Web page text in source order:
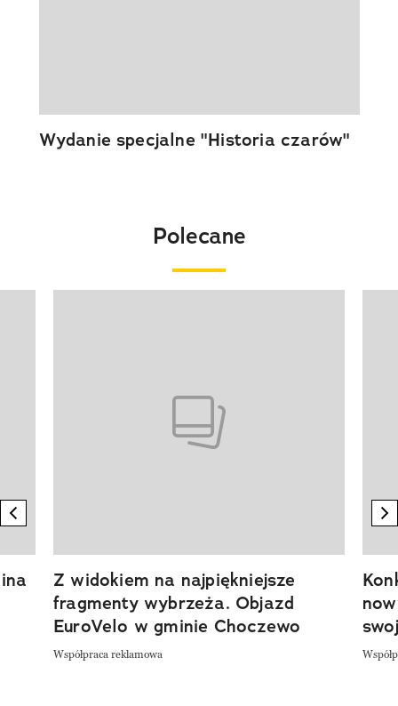
Wydanie specjalne "Historia czarów"
Polecane
previous element
Z widokiem na najpiękniejsze
fragmenty wybrzeża. Objazd
EuroVelo w gminie Choczewo
Współpraca reklamowa